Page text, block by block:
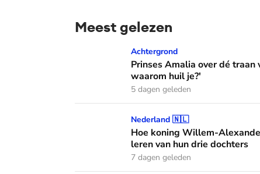
Meest gelezen
Prinses Amalia over dé traan van haar
Achtergrond
Prinses Amalia over dé traan
waarom huil je?'
5 dagen geleden
Hoe koning Willem-Alexander en koningin
Nederland 🇳🇱
Hoe koning Willem-
leren van hun drie dochters
7 dagen geleden